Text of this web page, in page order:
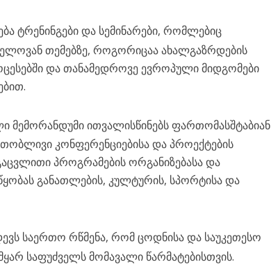
ტრენინგები და სემინარები, რომლებიც
თემებზე, როგორიცაა ახალგაზრდების
და თანამედროვე ევროპული მიდგომები
მემორანდუმი ითვალისწინებს ფართომასშტაბიან
კონფერენციებისა და პროექტების
პროგრამების ორგანიზებასა და
განათლების, კულტურის, სპორტისა და
საერთო რწმენა, რომ ცოდნისა და საუკეთესო
საფუძველს მომავალი წარმატებისთვის.